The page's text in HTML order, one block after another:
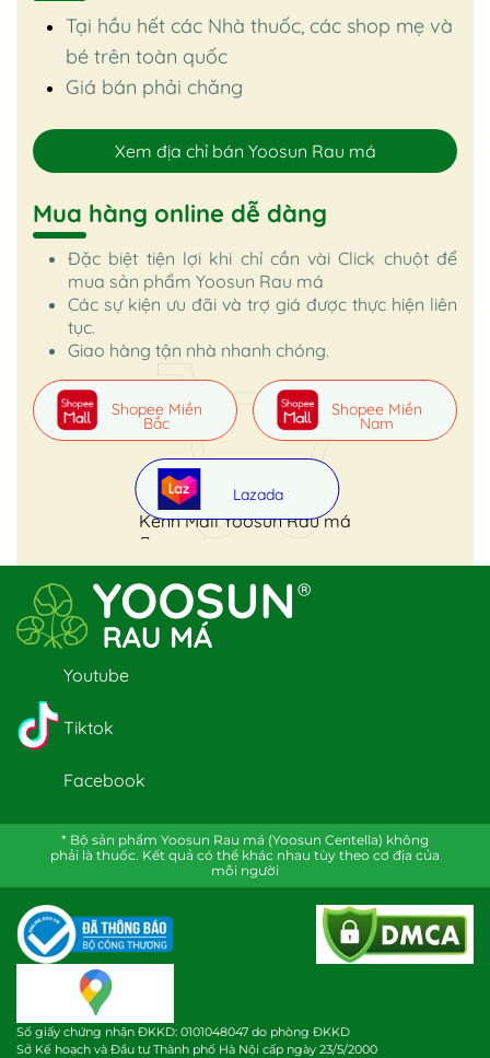
Tại hầu hết các Nhà thuốc, các shop mẹ và
bé trên toàn quốc
Giá bán phải chăng
Xem địa chỉ bán Yoosun Rau má
Mua hàng online dễ dàng
Đặc biệt tiện lợi khi chỉ cần vài Click chuột để
mua sản phẩm Yoosun Rau má
Các sự kiện ưu đãi và trợ giá được thực hiện liên
tục.
Giao hàng tận nhà nhanh chóng.
Kênh Mall Yoosun Rau má
Shopee Miền
Bắc
Shopee Miền
Nam
Lazada
Youtube
Tiktok
Facebook
* Bộ sản phẩm Yoosun Rau má (Yoosun Centella) không
phải là thuốc. Kết quả có thể khác nhau tùy theo cơ địa của
mỗi người
Số giấy chứng nhận ĐKKD: 0101048047 do phòng ĐKKD
Sở Kế hoạch và Đầu tư Thành phố Hà Nội cấp ngày 23/5/2000